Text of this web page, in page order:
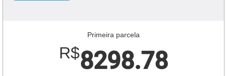
Primeira parcela
R$8298.78